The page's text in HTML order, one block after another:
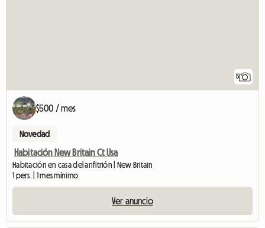
5
$500 / mes
Novedad
Habitación New Britain Ct Usa
Habitación en casa del anfitrión | New Britain
1 pers. | 1 mes mínimo
Ver anuncio